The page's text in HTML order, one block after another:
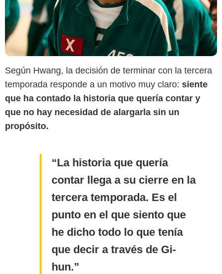
Según Hwang, la decisión de terminar con la tercera
temporada responde a un motivo muy claro: siente
que ha contado la historia que quería contar y
que no hay necesidad de alargarla sin un
propósito.
La historia que quería
contar llega a su cierre en la
tercera temporada. Es el
punto en el que siento que
he dicho todo lo que tenía
que decir a través de Gi-
hun.